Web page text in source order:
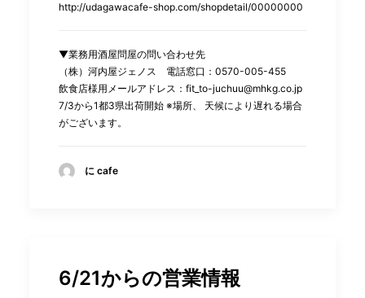
http://udagawacafe-shop.com/shopdetail/00000000
▼業務用酒屋問屋の問い合わせ先
（株）河内屋ジェノス 電話窓口：0570-005-455
飲食店様用メールアドレス：fit_to-juchuu@mhkg.co.jp
7/3から1都3県出荷開始 ※場所、 天候により遅れる場合
がございます。
に cafe
6/21からの営業情報